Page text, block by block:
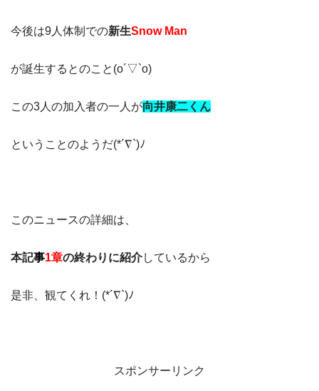
今後は9人体制での新生Snow Man
が誕生するとのこと(o´▽`o)
この3人の加入者の一人が向井康二くん
ということのようだ(*´∇`)ﾉ
このニュースの詳細は、
本記事1章の終わりに紹介しているから
是非、観てくれ！(*´∇`)ﾉ
スポンサーリンク